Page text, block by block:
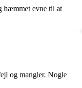
hæmmet evne til at
og mangler. Nogle